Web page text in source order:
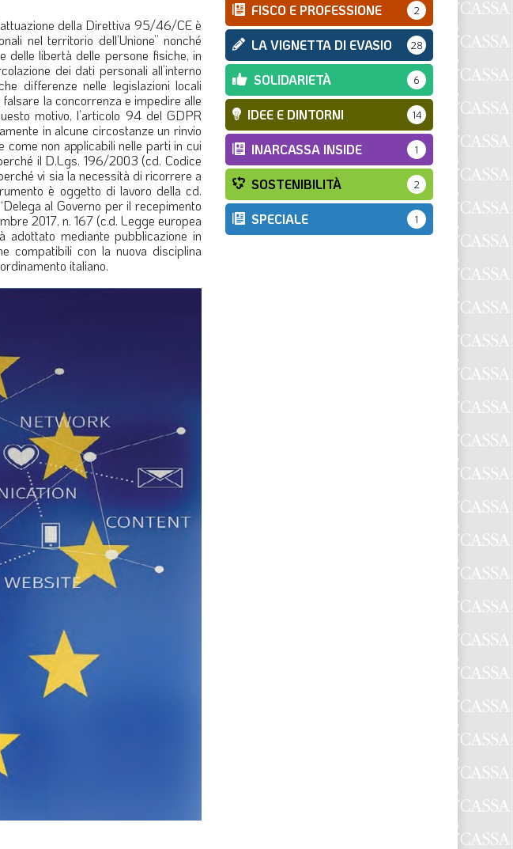
della Direttiva 95/46/CE è
nel territorio dell’Unione” nonché
delle libertà delle persone fisiche, in
dei dati personali all’interno
differenze nelle legislazioni locali
falsare la concorrenza e impedire alle
motivo, l’articolo 94 del GDPR
in alcune circostanze un rinvio
come non applicabili nelle parti in cui
il D.Lgs. 196/2003 (cd. Codice
vi sia la necessità di ricorrere a
è oggetto di lavoro della cd.
al Governo per il recepimento
2017, n. 167 (c.d. Legge europea
mediante pubblicazione in
compatibili con la nuova disciplina
italiano.
FISCO E PROFESSIONE 2
LA VIGNETTA DI EVASIO 28
SOLIDARIETÀ 6
IDEE E DINTORNI 14
INARCASSA INSIDE 1
SOSTENIBILITÀ 2
SPECIALE 1